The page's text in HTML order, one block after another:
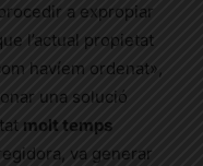
a expropiar
l’actual propietat
havíem ordenat»,
una solució
molt temps
va generar